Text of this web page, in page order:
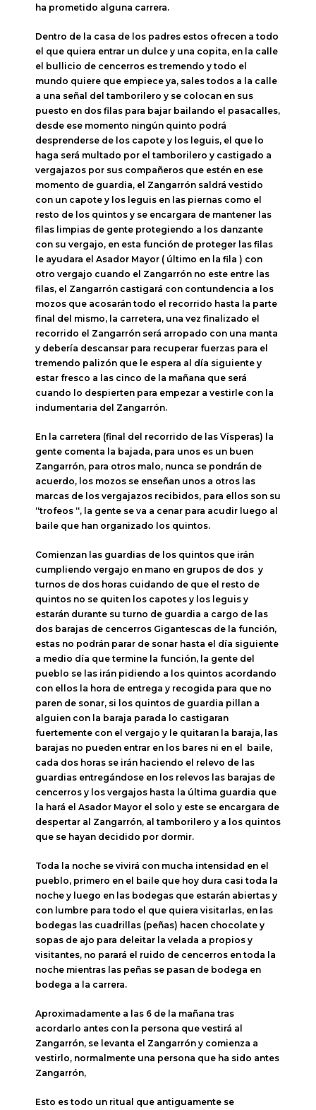
ha prometido alguna carrera.
Dentro de la casa de los padres estos ofrecen a todo
el que quiera entrar un dulce y una copita, en la calle
el bullicio de cencerros es tremendo y todo el
mundo quiere que empiece ya, sales todos a la calle
a una señal del tamborilero y se colocan en sus
puesto en dos filas para bajar bailando el pasacalles,
desde ese momento ningún quinto podrá
desprenderse de los capote y los leguis, el que lo
haga será multado por el tamborilero y castigado a
vergajazos por sus compañeros que estén en ese
momento de guardia, el Zangarrón saldrá vestido
con un capote y los leguis en las piernas como el
resto de los quintos y se encargara de mantener las
filas limpias de gente protegiendo a los danzante
con su vergajo, en esta función de proteger las filas
le ayudara el Asador Mayor ( último en la fila ) con
otro vergajo cuando el Zangarrón no este entre las
filas, el Zangarrón castigará con contundencia a los
mozos que acosarán todo el recorrido hasta la parte
final del mismo, la carretera, una vez finalizado el
recorrido el Zangarrón será arropado con una manta
y debería descansar para recuperar fuerzas para el
tremendo palizón que le espera al día siguiente y
estar fresco a las cinco de la mañana que será
cuando lo despierten para empezar a vestirle con la
indumentaria del Zangarrón.
En la carretera (final del recorrido de las Vísperas) la
gente comenta la bajada, para unos es un buen
Zangarrón, para otros malo, nunca se pondrán de
acuerdo, los mozos se enseñan unos a otros las
marcas de los vergajazos recibidos, para ellos son su
“trofeos “, la gente se va a cenar para acudir luego al
baile que han organizado los quintos.
Comienzan las guardias de los quintos que irán
cumpliendo vergajo en mano en grupos de dos y
turnos de dos horas cuidando de que el resto de
quintos no se quiten los capotes y los leguis y
estarán durante su turno de guardia a cargo de las
dos barajas de cencerros Gigantescas de la función,
estas no podrán parar de sonar hasta el día siguiente
a medio día que termine la función, la gente del
pueblo se las irán pidiendo a los quintos acordando
con ellos la hora de entrega y recogida para que no
paren de sonar, si los quintos de guardia pillan a
alguien con la baraja parada lo castigaran
fuertemente con el vergajo y le quitaran la baraja, las
barajas no pueden entrar en los bares ni en el baile,
cada dos horas se irán haciendo el relevo de las
guardias entregándose en los relevos las barajas de
cencerros y los vergajos hasta la última guardia que
la hará el Asador Mayor el solo y este se encargara de
despertar al Zangarrón, al tamborilero y a los quintos
que se hayan decidido por dormir.
Toda la noche se vivirá con mucha intensidad en el
pueblo, primero en el baile que hoy dura casi toda la
noche y luego en las bodegas que estarán abiertas y
con lumbre para todo el que quiera visitarlas, en las
bodegas las cuadrillas (peñas) hacen chocolate y
sopas de ajo para deleitar la velada a propios y
visitantes, no parará el ruido de cencerros en toda la
noche mientras las peñas se pasan de bodega en
bodega a la carrera.
Aproximadamente a las 6 de la mañana tras
acordarlo antes con la persona que vestirá al
Zangarrón, se levanta el Zangarrón y comienza a
vestirlo, normalmente una persona que ha sido antes
Zangarrón,
Esto es todo un ritual que antiguamente se